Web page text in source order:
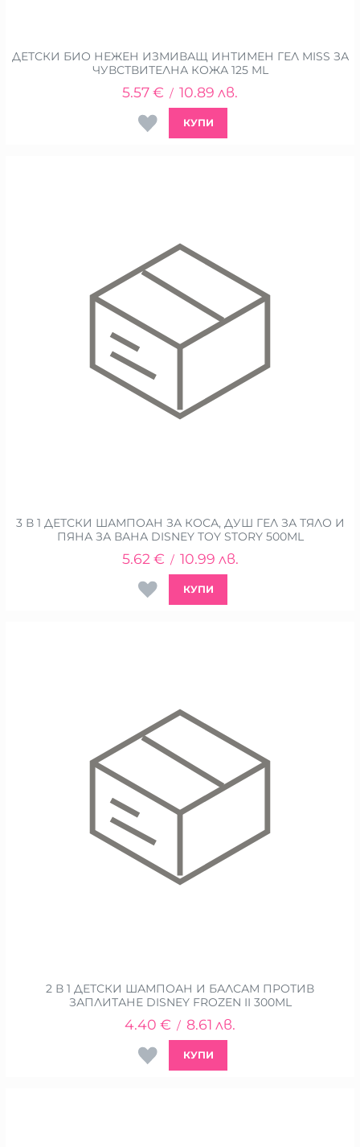
ДЕТСКИ БИО НЕЖЕН ИЗМИВАЩ ИНТИМЕН ГЕЛ MISS ЗА
ЧУВСТВИТЕЛНА КОЖА 125 ML
5.57€ / 10.89 лв.
КУПИ
3 В 1 ДЕТСКИ ШАМПОАН ЗА КОСА, ДУШ ГЕЛ ЗА ТЯЛО И
ПЯНА ЗА ВАНА DISNEY TOY STORY 500ML
5.62 € / 10.99 лв.
КУПИ
2 В 1 ДЕТСКИ ШАМПОАН И БАЛСАМ ПРОТИВ
ЗАПЛИТАНЕ DISNEY FROZEN II 300ML
4.40 € / 8.61 лв.
КУПИ